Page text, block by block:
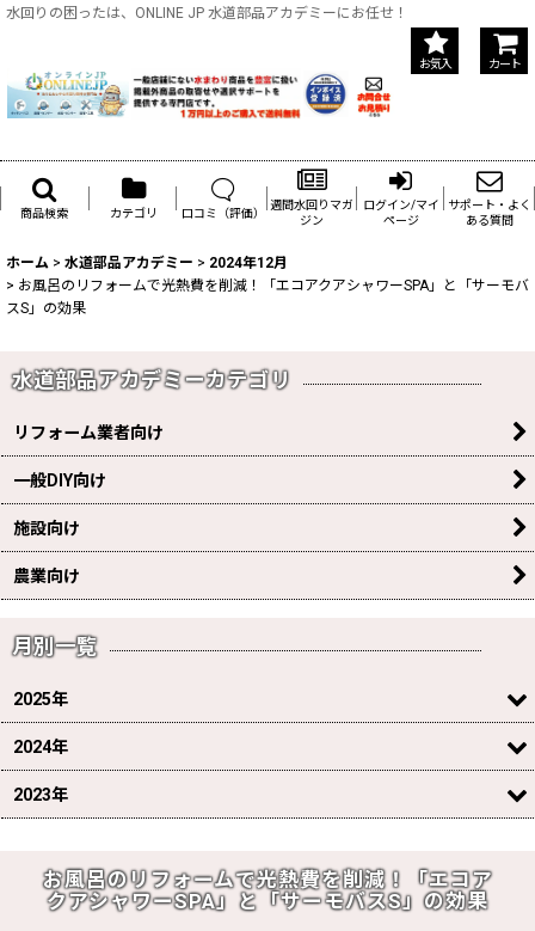
水回りの困ったは、ONLINE JP 水道部品アカデミーにお任せ！
お気入 カート
商品検索 カテゴリ 口コミ（評価）
週間水回りマガ
ジン
ログイン/マイ
ページ
サポート・よく
ある質問
ホーム > 水道部品アカデミー > 2024年12月
> お風呂のリフォームで光熱費を削減！「エコアクアシャワーSPA」と「サーモバ
スS」の効果
お風呂のリフォームで光熱費を削減！「エコア
クアシャワーSPA」と「サーモバスS」の効果
水道部品アカデミーカテゴリ
リフォーム業者向け
一般DIY向け
施設向け
農業向け
月別一覧
2025年
2024年
2023年